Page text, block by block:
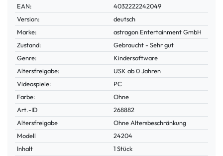
Technisches
Merkmal
Wert
EAN:
4032222242049
Version:
deutsch
Marke:
astragon Entertainment GmbH
Zustand:
Gebraucht - Sehr gut
Genre:
Kindersoftware
Altersfreigabe:
USK ab 0 Jahren
Videospiele:
PC
Farbe:
Ohne
Technisches
Merkmal
Wert
Art.-ID
268882
Altersfreigabe
Ohne Altersbeschränkung
Modell
24204
Inhalt
1 Stück